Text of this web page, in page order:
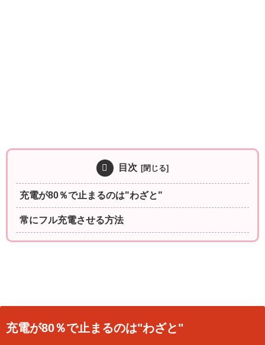
目次
充電が80％で止まるのは"わざと"
常にフル充電させる方法
充電が80％で止まるのは"わざと"